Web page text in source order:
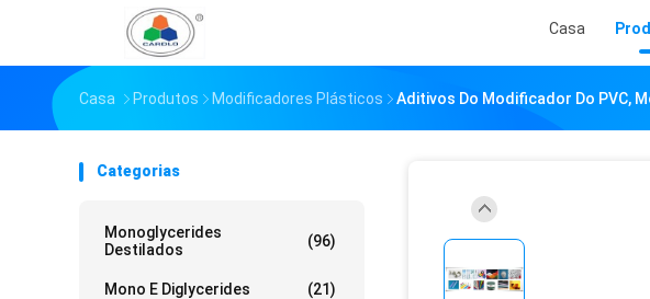
Casa
Casa Produtos Modificadores Plásticos Aditivos Do Modificador Do PVC,
Categorias
Monoglycerides
Destilados
(96)
Mono E Diglycerides (21)